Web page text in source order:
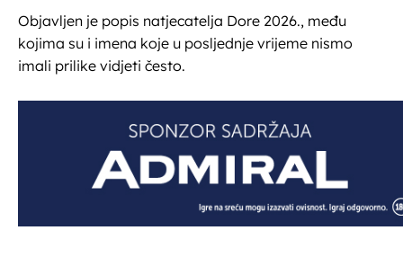
Objavljen je popis natjecatelja Dore 2026., među
kojima su i imena koje u posljednje vrijeme nismo
imali prilike vidjeti često.